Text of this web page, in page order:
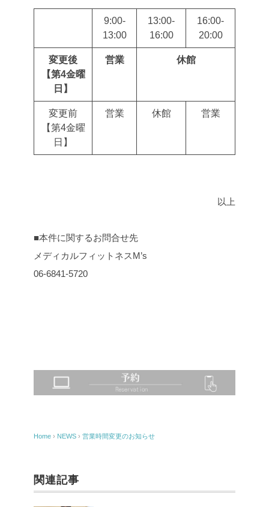
9:00-
13:00
13:00-
16:00
16:00-
20:00
変更後
【第4金曜
日】
営業 休館
変更前
【第4金曜
日】
営業 休館 営業
以上
■本件に関するお問合せ先
メディカルフィットネスM’s
06-6841-5720
Home › NEWS › 営業時間変更のお知らせ
関連記事